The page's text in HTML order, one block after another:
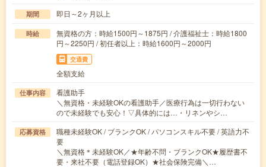
期間 即日～2ヶ月以上
時給
無資格の方：時給1500円～1875円 / 介護福祉士：時給1800
円～2250円 / 初任者以上：時給1600円～2000円
交通費
全額支給
仕事内容
看護助手
＼無資格・未経験OKの看護助手／医療行為は一切行わない
ので未経験でも安心！▽具体的には…・リネンやシ…
応募資格
職種未経験OK / ブランクOK / パソコンスキル不要 / 英語力不
要
＼無資格＊未経験OK／★年齢不問・ブランクOK★履歴書不
要・来社不要（電話登録OK）★社会保険完備＼…